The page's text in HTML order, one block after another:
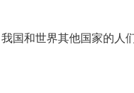
国和世界其他国家的人